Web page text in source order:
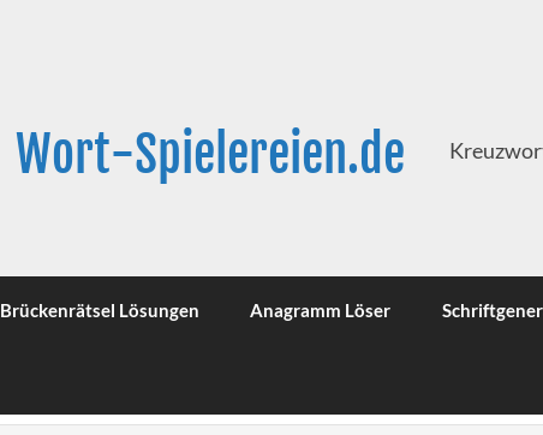
Wort-Spielereien.de
Brückenrätsel Lösungen Anagramm Löser